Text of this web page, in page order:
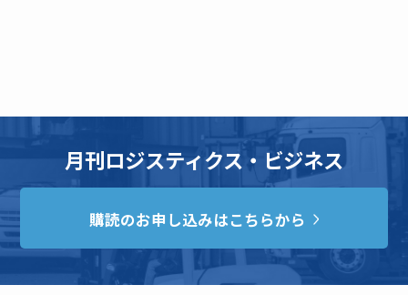
月刊ロジスティクス・ビジネス
購読のお申し込みはこちらから